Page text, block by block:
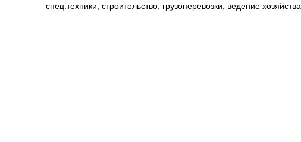
спец.техники, строительство, грузоперевозки, ведение хозяйства.